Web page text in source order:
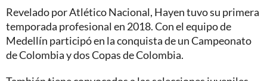
Revelado por Atlético Nacional, Hayen tuvo su primera
temporada profesional en 2018. Con el equipo de
Medellín participó en la conquista de un Campeonato
de Colombia y dos Copas de Colombia.